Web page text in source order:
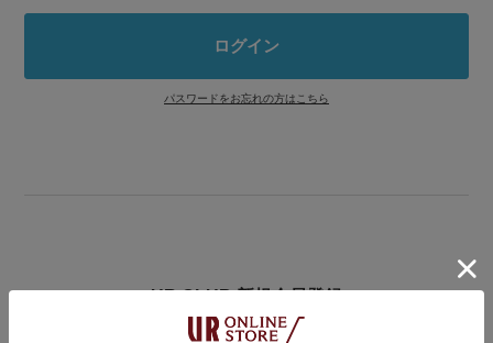
パスワードをお忘れの方はこちら
UR CLUB 新規会員登録